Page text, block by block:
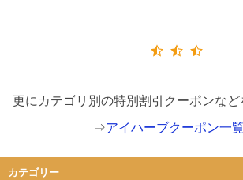
更にカテゴリ別の特別割引クーポンな
⇒アイハーブクーポン一覧
カテゴリー